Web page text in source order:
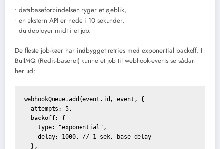
• databaseforbindelsen ryger et øjeblik,
• en ekstern API er nede i 10 sekunder,
• du deployer midt i et job.
De fleste job-køer har indbygget retries med exponential backoff. I
BullMQ (Redis-baseret) kunne et job til webhook-events se sådan
her ud:
webhookQueue.add(event.id, event, {
  attempts: 5,
  backoff: {
    type: "exponential",
    delay: 1000, // 1 sek. base-delay
  },